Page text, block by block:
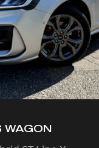
WAGON